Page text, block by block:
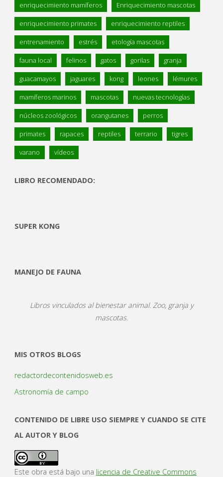
enriquecimiento mamíferos Enriquecimiento mascotas
enriquecimiento primates enriquecimiento reptiles
entrenamiento estrés etología mascotas
fauna local felinos gatos gorilas granja
guacamayos jaguares kong leones lémures
mamíferos marinos mascotas nuevas tecnologías
núcleos zoológicos orangutanes perros
primates rapaces reptiles terrario tigres
varano vídeos
LIBRO RECOMENDADO:
SUPER KONG
MANEJO DE FAUNA
Libros vinculados al bienestar animal. Zoo, granja y
mascotas.
MIS OTROS BLOGS
redactordecontenidosweb.es
Astronomía de campo
CONTENIDO DE LIBRE USO SIEMPRE Y CUANDO SE CITE
AL AUTOR Y BLOG
Este obra está bajo una licencia de Creative Commons